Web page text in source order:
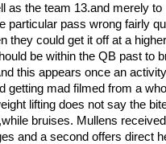
as the team 13.and merely to
particular pass wrong fairly
they could get it off at a
be within the QB past to
this appears once an
getting mad filmed from a
lifting does not say the
bruises. Mullens
and a second offers direct